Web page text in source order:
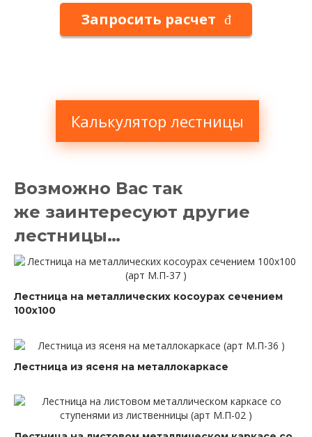
Запросить расчет
Калькулятор лестницы
Возможно Вас так
же заинтересуют другие
лестницы…
Лестница на металлических косоурах сечением
100х100
Лестница из ясеня на металлокаркасе